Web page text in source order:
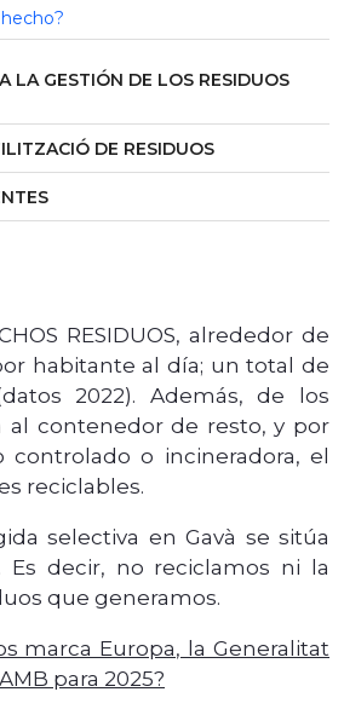
LA GESTIÓN DE LOS RESIDUOS
DE RESIDUOS
RESIDUOS, alrededor de
habitante al día; un total de
2022). Además, de los
al contenedor de resto, y por
o incineradora, el
reciclables.
selectiva en Gavà se sitúa
Es decir, no reciclamos ni la
que generamos.
marca Europa, la Generalitat
para 2025?